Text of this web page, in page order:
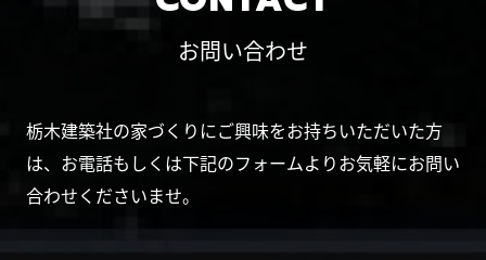
お問い合わせ
栃木建築社の家づくりにご興味をお持ちいただいた方
は、お電話もしくは下記のフォームよりお気軽にお問い
合わせくださいませ。